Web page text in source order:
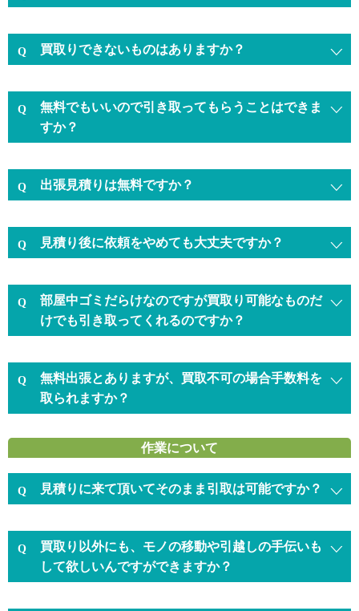
買取りできないものはありますか？
無料でもいいので引き取ってもらうことはできま
すか？
出張見積りは無料ですか？
見積り後に依頼をやめても大丈夫ですか？
部屋中ゴミだらけなのですが買取り可能なものだ
けでも引き取ってくれるのですか？
無料出張とありますが、買取不可の場合手数料を
取られますか？
作業について
見積りに来て頂いてそのまま引取は可能ですか？
買取り以外にも、モノの移動や引越しの手伝いも
して欲しいんですができますか？